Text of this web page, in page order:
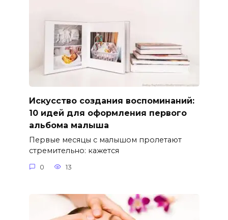
Искусство создания воспоминаний:
10 идей для оформления первого
альбома малыша
Первые месяцы с малышом пролетают
стремительно: кажется
0 13